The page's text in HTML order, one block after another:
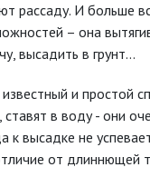
рассаду. И больше
– она
высадить в грунт…
и простой
в воду - они
к высадке не
от длиннющей